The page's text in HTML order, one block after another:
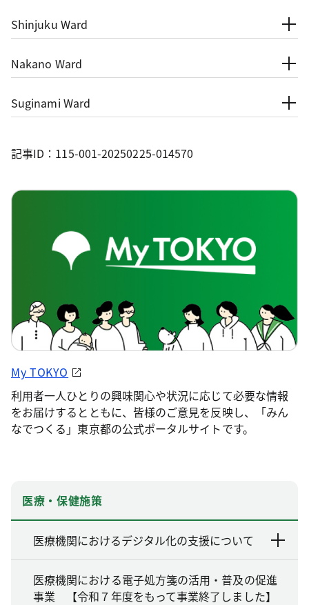
Shinjuku Ward
Nakano Ward
Suginami Ward
記事ID：115-001-20250225-014570
My TOKYO
利用者一人ひとりの興味関心や状況に応じて必要な情報
をお届けするとともに、皆様のご意見を反映し、「みん
なでつくる」東京都の公式ポータルサイトです。
医療・保健施策
医療機関におけるデジタル化の支援について
医療機関における電子処方箋の活用・普及の促進
事業 【令和７年度をもって事業終了しました】